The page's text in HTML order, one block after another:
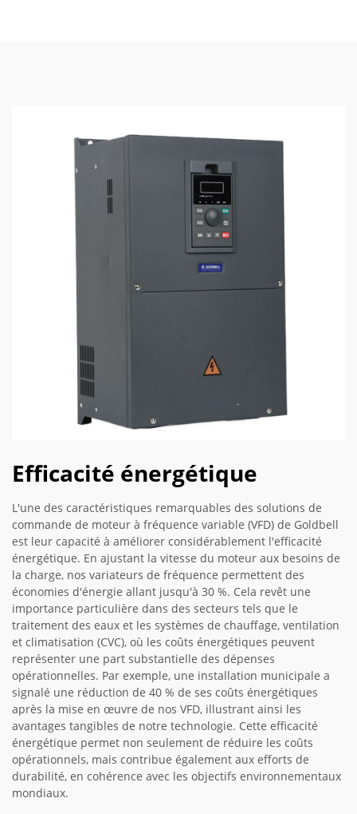
Efficacité énergétique
L'une des caractéristiques remarquables des solutions de
commande de moteur à fréquence variable (VFD) de Goldbell
est leur capacité à améliorer considérablement l'efficacité
énergétique. En ajustant la vitesse du moteur aux besoins de
la charge, nos variateurs de fréquence permettent des
économies d'énergie allant jusqu'à 30 %. Cela revêt une
importance particulière dans des secteurs tels que le
traitement des eaux et les systèmes de chauffage, ventilation
et climatisation (CVC), où les coûts énergétiques peuvent
représenter une part substantielle des dépenses
opérationnelles. Par exemple, une installation municipale a
signalé une réduction de 40 % de ses coûts énergétiques
après la mise en œuvre de nos VFD, illustrant ainsi les
avantages tangibles de notre technologie. Cette efficacité
énergétique permet non seulement de réduire les coûts
opérationnels, mais contribue également aux efforts de
durabilité, en cohérence avec les objectifs environnementaux
mondiaux.